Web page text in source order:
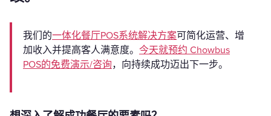
我们的一体化餐厅POS系统解决方案可简化运营、增
加收入并提高客人满意度。 今天就预约 Chowbus
POS的免费演示/咨询，向持续成功迈出下一步。